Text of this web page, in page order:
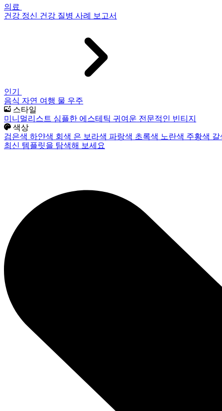
의료
건강 정신 건강 질병 사례 보고서
인기
음식 자연 여행 물 우주
스타일
미니멀리스트 심플한 에스테틱 귀여운 전문적인 빈티지
색상
검은색 하얀색 회색 은 보라색 파랑색 초록색 노란색 주황색
최신 템플릿을 탐색해 보세요